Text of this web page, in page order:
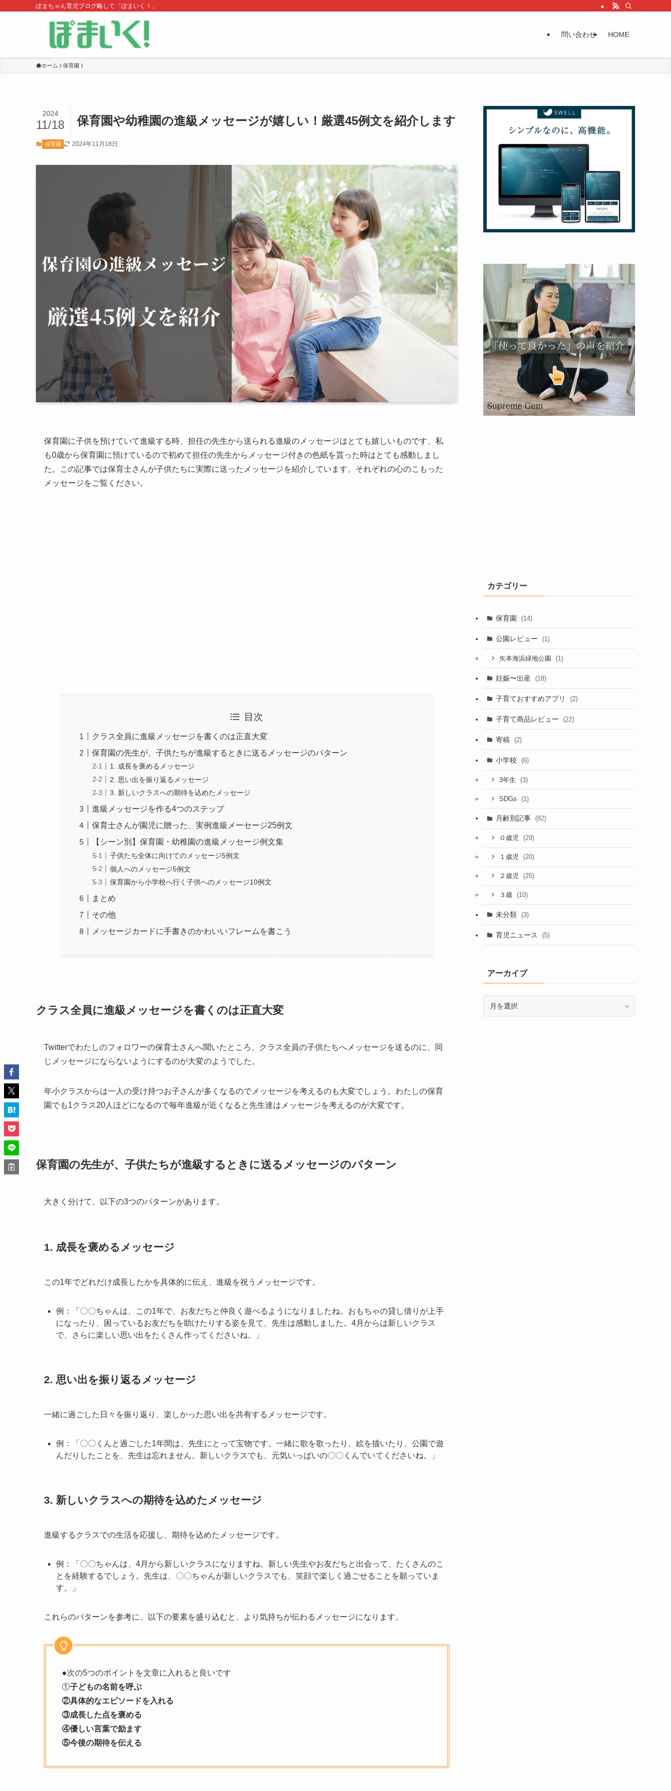
ぽまちゃん育児ブログ略して「ぽまいく！」
問い合わせ HOME
ホーム 保育園
保育園や幼稚園の進級メッセージが嬉しい！厳選45例文を紹介します
2024
11/18
保育園 2024年11月18日
保育園に子供を預けていて進級する時、担任の先生から送られる進級のメッセージはとても嬉しいものです、私
も0歳から保育園に預けているので初めて担任の先生からメッセージ付きの色紙を貰った時はとても感動しまし
た。この記事では保育士さんが子供たちに実際に送ったメッセージを紹介しています。それぞれの心のこもった
メッセージをご覧ください。
目次
クラス全員に進級メッセージを書くのは正直大変
保育園の先生が、子供たちが進級するときに送るメッセージのパターン
1. 成長を褒めるメッセージ
2. 思い出を振り返るメッセージ
3. 新しいクラスへの期待を込めたメッセージ
進級メッセージを作る4つのステップ
保育士さんが園児に贈った、実例進級メーセージ25例文
【シーン別】保育園・幼稚園の進級メッセージ例文集
子供たち全体に向けてのメッセージ5例文
個人へのメッセージ5例文
保育園から小学校へ行く子供へのメッセージ10例文
まとめ
その他
メッセージカードに手書きのかわいいフレームを書こう
クラス全員に進級メッセージを書くのは正直大変
Twitterでわたしのフォロワーの保育士さんへ聞いたところ、クラス全員の子供たちへメッセージを送るのに、同
じメッセージにならないようにするのが大変のようでした。
年小クラスからは一人の受け持つお子さんが多くなるのでメッセージを考えるのも大変でしょう。わたしの保育
園でも1クラス20人ほどになるので毎年進級が近くなると先生達はメッセージを考えるのが大変です。
保育園の先生が、子供たちが進級するときに送るメッセージのパターン
大きく分けて、以下の3つのパターンがあります。
1. 成長を褒めるメッセージ
この1年でどれだけ成長したかを具体的に伝え、進級を祝うメッセージです。
例：「〇〇ちゃんは、この1年で、お友だちと仲良く遊べるようになりましたね。おもちゃの貸し借りが上手
になったり、困っているお友だちを助けたりする姿を見て、先生は感動しました。4月からは新しいクラス
で、さらに楽しい思い出をたくさん作ってくださいね。」
2. 思い出を振り返るメッセージ
一緒に過ごした日々を振り返り、楽しかった思い出を共有するメッセージです。
例：「〇〇くんと過ごした1年間は、先生にとって宝物です。一緒に歌を歌ったり、絵を描いたり、公園で遊
んだりしたことを、先生は忘れません。新しいクラスでも、元気いっぱいの〇〇くんでいてくださいね。」
3. 新しいクラスへの期待を込めたメッセージ
進級するクラスでの生活を応援し、期待を込めたメッセージです。
例：「〇〇ちゃんは、4月から新しいクラスになりますね。新しい先生やお友だちと出会って、たくさんのこ
とを経験するでしょう。先生は、〇〇ちゃんが新しいクラスでも、笑顔で楽しく過ごせることを願っていま
す。」
これらのパターンを参考に、以下の要素を盛り込むと、より気持ちが伝わるメッセージになります。
●次の5つのポイントを文章に入れると良いです
①子どもの名前を呼ぶ
②具体的なエピソードを入れる
③成長した点を褒める
④優しい言葉で励ます
⑤今後の期待を伝える
カテゴリー
保育園 (14)
公園レビュー (1)
矢本海浜緑地公園 (1)
妊娠〜出産 (18)
子育ておすすめアプリ (2)
子育て商品レビュー (22)
寄稿 (2)
小学校 (6)
3年生 (3)
SDGs (1)
月齢別記事 (82)
０歳児 (29)
１歳児 (20)
２歳児 (25)
３歳 (10)
未分類 (3)
育児ニュース (5)
アーカイブ